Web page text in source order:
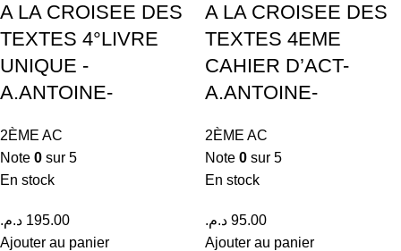
A LA CROISEE DES
TEXTES 4°LIVRE
UNIQUE -
A.ANTOINE-
2ÈME AC
Note 0 sur 5
En stock
195.00 د.م.
Ajouter au panier
A LA CROISEE DES
TEXTES 4EME
CAHIER D’ACT-
A.ANTOINE-
2ÈME AC
Note 0 sur 5
En stock
95.00 د.م.
Ajouter au panier